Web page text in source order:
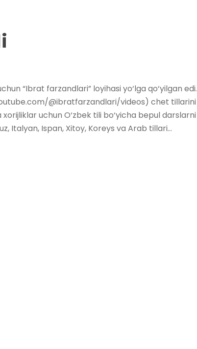
“Ibrat farzandlari” loyihasi yo‘lga qo‘yilgan edi.
@ibratfarzandlari/videos) chet tillarini
uchun O‘zbek tili bo‘yicha bepul darslarni
Italyan, Ispan, Xitoy, Koreys va Arab tillari...